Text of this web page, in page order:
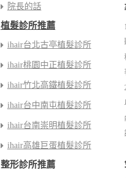
院長的話
植髮診所推薦
ihair台北古亭植髮診所
ihair桃園中正植髮診所
ihair竹北高鐵植髮診所
ihair台中南屯植髮診所
ihair台南崇明植髮診所
ihair高雄巨蛋植髮診所
整形診所推薦